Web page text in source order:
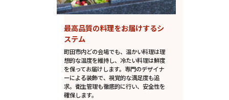
最高品質の料理をお届けするシ
ステム
町田市内どの会場でも、温かい料理は理
想的な温度を維持し、冷たい料理は鮮度
を保ってお届けします。専門のデザイナ
ーによる装飾で、視覚的な満足度も追
求。衛生管理も徹底的に行い、安全性を
確保します。